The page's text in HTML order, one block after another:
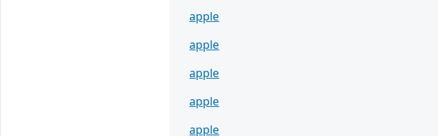
apple
apple
apple
apple
apple